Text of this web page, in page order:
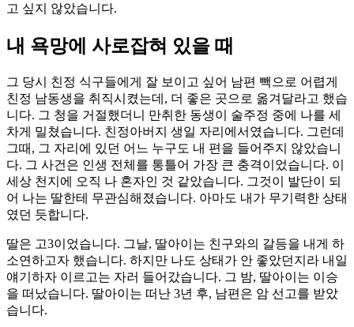
고 싶지 않았습니다.
내 욕망에 사로잡혀 있을 때
그 당시 친정 식구들에게 잘 보이고 싶어 남편 빽으로 어렵게
친정 남동생을 취직시켰는데, 더 좋은 곳으로 옮겨달라고 했습
니다. 그 청을 거절했더니 만취한 동생이 술주정 중에 나를 세
차게 밀쳤습니다. 친정아버지 생일 자리에서였습니다. 그런데
그때, 그 자리에 있던 어느 누구도 내 편을 들어주지 않았습니
다. 그 사건은 인생 전체를 통틀어 가장 큰 충격이었습니다. 이
세상 천지에 오직 나 혼자인 것 같았습니다. 그것이 발단이 되
어 나는 딸한테 무관심해졌습니다. 아마도 내가 무기력한 상태
였던 듯합니다.
딸은 고3이었습니다. 그날, 딸아이는 친구와의 갈등을 내게 하
소연하고자 했습니다. 하지만 나도 상태가 안 좋았던지라 내일
얘기하자 이르고는 자러 들어갔습니다. 그 밤, 딸아이는 이승
을 떠났습니다. 딸아이는 떠난 3년 후, 남편은 암 선고를 받았
습니다.